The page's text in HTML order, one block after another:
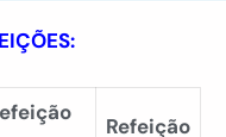
Refeição